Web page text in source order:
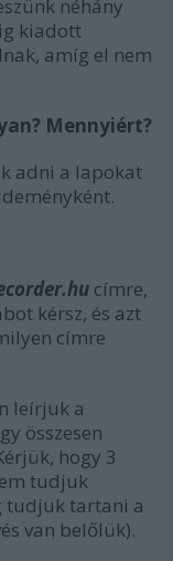
néhány
kiadott
amíg el nem
Mennyiért?
adni a lapokat
címre,
kérsz, és azt
címre
leírjuk a
összesen
hogy 3
tudjuk
tudjuk tartani a
van belőlük).